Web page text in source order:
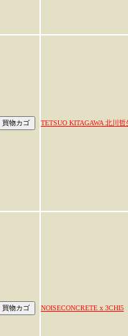
TETSUO KITAGAWA 北川哲
NOISECONCRETE x 3CHI5